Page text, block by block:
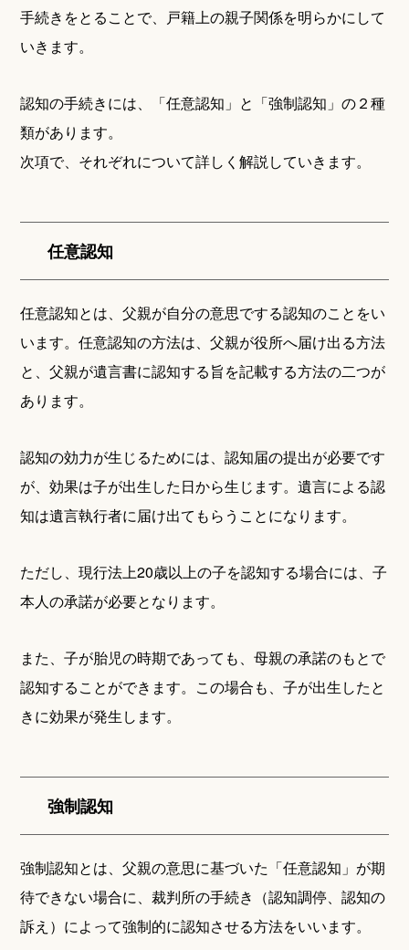
手続きをとることで、戸籍上の親子関係を明らかにして
いきます。
認知の手続きには、「任意認知」と「強制認知」の２種
類があります。
次項で、それぞれについて詳しく解説していきます。
任意認知
任意認知とは、父親が自分の意思でする認知のことをい
います。任意認知の方法は、父親が役所へ届け出る方法
と、父親が遺言書に認知する旨を記載する方法の二つが
あります。
認知の効力が生じるためには、認知届の提出が必要です
が、効果は子が出生した日から生じます。遺言による認
知は遺言執行者に届け出てもらうことになります。
ただし、現行法上20歳以上の子を認知する場合には、子
本人の承諾が必要となります。
また、子が胎児の時期であっても、母親の承諾のもとで
認知することができます。この場合も、子が出生したと
きに効果が発生します。
強制認知
強制認知とは、父親の意思に基づいた「任意認知」が期
待できない場合に、裁判所の手続き（認知調停、認知の
訴え）によって強制的に認知させる方法をいいます。